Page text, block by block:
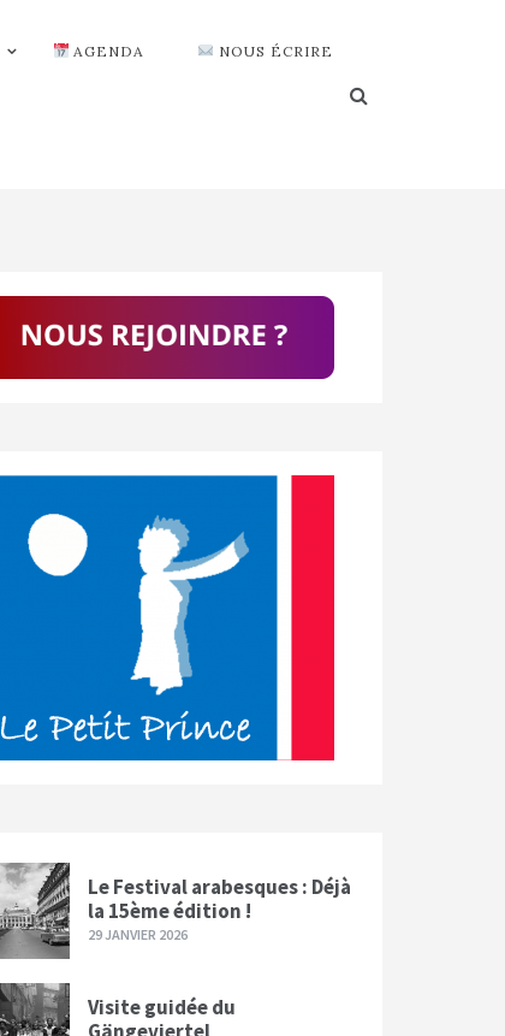
AGENDA NOUS ÉCRIRE
Le Festival arabesques : Déjà
la 15ème édition !
29 JANVIER 2026
Visite guidée du